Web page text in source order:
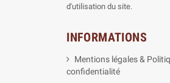
d'utilisation du site.
INFORMATIONS
Mentions légales &
confidentialité